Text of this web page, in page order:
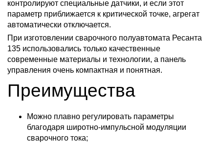
контролируют специальные датчики, и если этот
параметр приближается к критической точке, агрегат
автоматически отключается.
При изготовлении сварочного полуавтомата Ресанта
135 использовались только качественные
современные материалы и технологии, а панель
управления очень компактная и понятная.
Преимущества
Можно плавно регулировать параметры
благодаря широтно-импульсной модуляции
сварочного тока;